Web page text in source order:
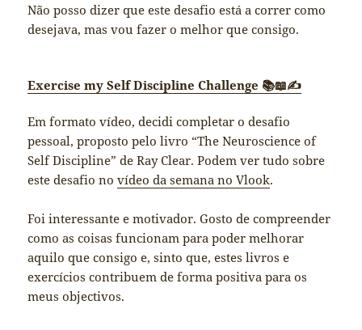
Não posso dizer que este desafio está a correr como
desejava, mas vou fazer o melhor que consigo.
Exercise my Self Discipline Challenge 📚📖✍️
Em formato vídeo, decidi completar o desafio
pessoal, proposto pelo livro “The Neuroscience of
Self Discipline” de Ray Clear. Podem ver tudo sobre
este desafio novídeo da semana no Vlook.
Foi interessante e motivador. Gosto de compreender
como as coisas funcionam para poder melhorar
aquilo que consigo e, sinto que, estes livros e
exercícios contribuem de forma positiva para os
meus objectivos.